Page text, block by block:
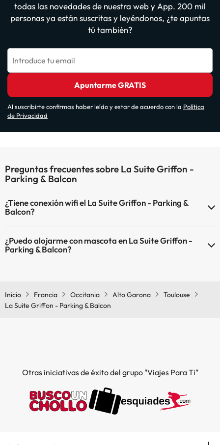
todas las novedades de nuestra web y App. 200 mil
personas ya están suscritas y leyéndonos, ¿te apuntas
tú también?
Introduce tu email
Apuntarme GRATIS
Al suscribirte confirmas haber leído y estar de acuerdo con la Política
de Privacidad
Preguntas frecuentes sobre La Suite Griffon -
Parking & Balcon
¿Tiene conexión wifi el La Suite Griffon - Parking &
Balcon?
¿Puedo alojarme con mascota en La Suite Griffon -
Parking & Balcon?
Inicio Francia Occitania Alto Garona
Toulouse
La Suite Griffon - Parking & Balcon
Otras iniciativas de éxito del grupo "Viajes Para Ti"